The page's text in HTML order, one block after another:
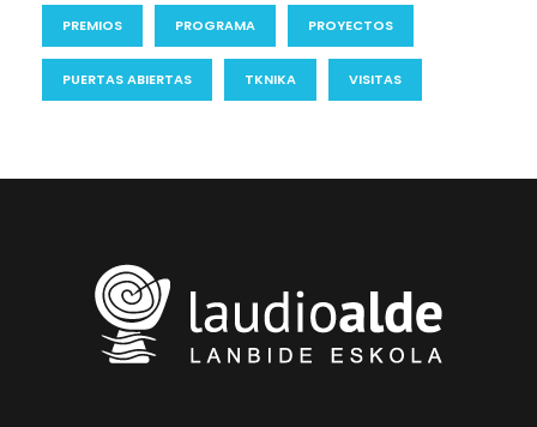
PREMIOS PROGRAMA PROYECTOS
PUERTAS ABIERTAS TKNIKA VISITAS